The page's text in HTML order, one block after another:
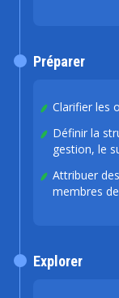
Clarifier les
Définir la
gestion, le
Attribuer
membres
Préparer
Explorer